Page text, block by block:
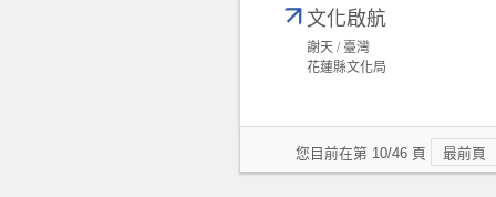
文化啟航
謝天 / 臺灣
花蓮縣文化局
您目前在第 10/46 頁 最前頁